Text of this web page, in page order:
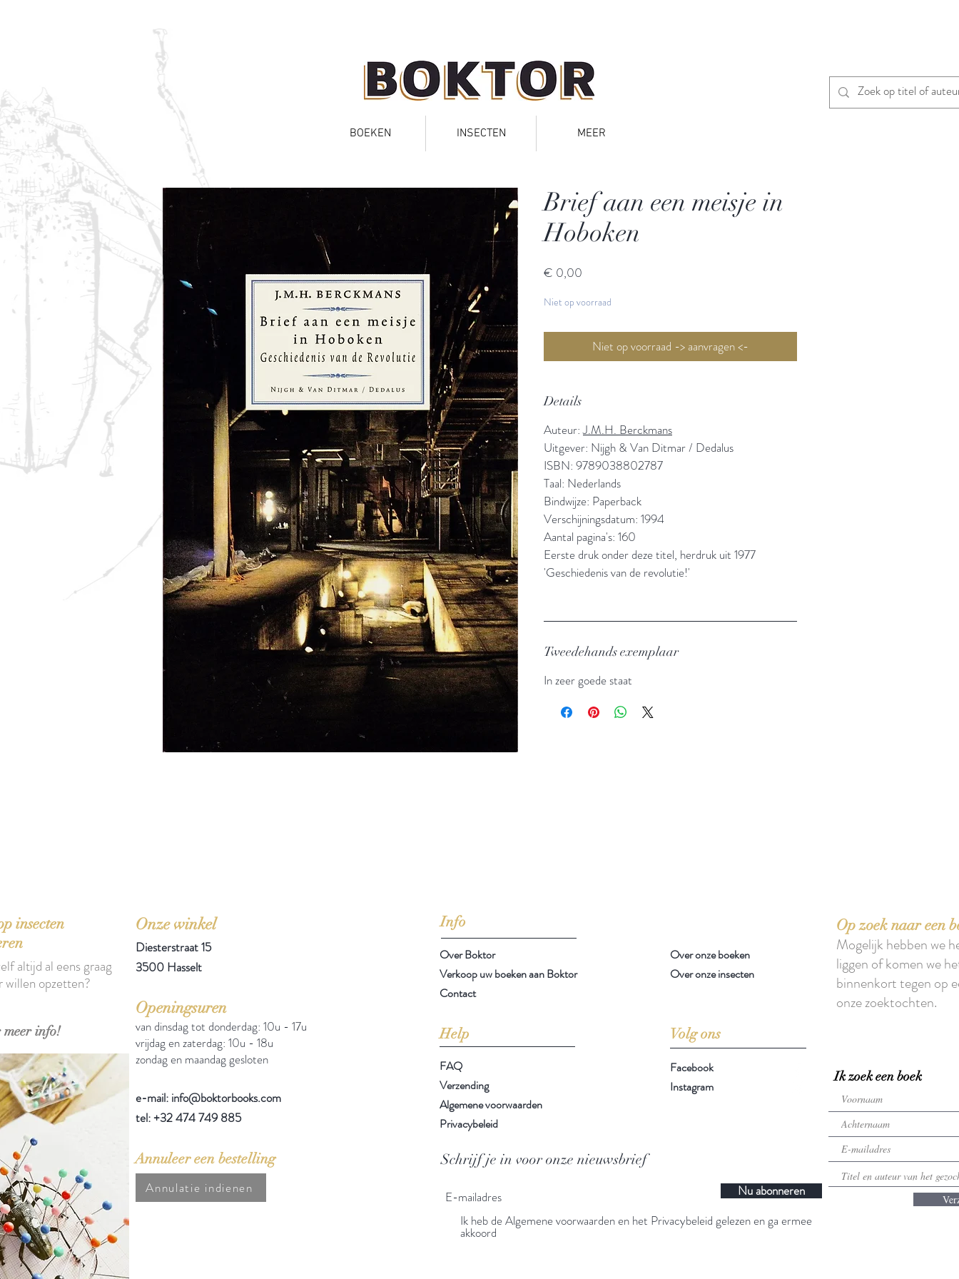
BOEKEN INSECTEN MEER
Brief aan een meisje in
Hoboken
€ 0,00
Niet op voorraad
Niet op voorraad -> aanvragen <-
Details
Auteur:J.M.H. Berckmans
Uitgever: Nijgh & Van Ditmar / Dedalus
ISBN: 9789038802787
Taal: Nederlands
Bindwijze: Paperback
Verschijningsdatum: 1994
Aantal pagina's: 160
Eerste druk onder deze titel, herdruk uit 1977
'Geschiedenis van de revolutie!'
Tweedehands exemplaar
In zeer goede staat
insecten
info!
altijd al eens graag
willen opzetten?
Onze winkel
Diesterstraat 15
3500 Hasselt
Openingsuren
van dinsdag tot donderdag: 10u - 17u
vrijdag en zaterdag: 10u - 18u
zondag en maandag gesloten
e-mail: info@boktorbooks.com
tel: +32 474 749 885
Info
Over Boktor
Verkoop uw boeken aan Boktor
Contact
Help Volg ons
Op zoek naar een
Mogelijk hebben we
liggen of komen we
binnenkort tegen op
onze zoektochten.
FAQ
Verzending
Algemene voorwaarden
Privacybeleid
Facebook
Instagram
Schrijf je in voor onze nieuwsbrief
Nu abonneren
Ik heb de Algemene voorwaarden en het Privacybeleid gelezen en ga ermee
akkoord
Ik zoek een boek
Over onze boeken
Over onze insecten
Annuleer een bestelling
Annulatie indienen